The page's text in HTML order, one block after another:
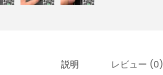
説明 レビュー (0)